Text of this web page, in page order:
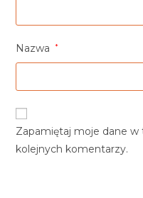
Nazwa *
Zapamiętaj moje dane w
kolejnych komentarzy.